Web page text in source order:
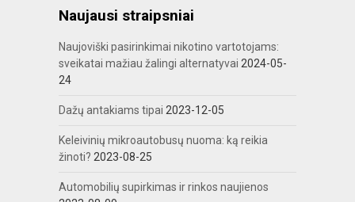
Naujausi straipsniai
Naujoviški pasirinkimai nikotino vartotojams:
sveikatai mažiau žalingi alternatyvai 2024-05-
24
Dažų antakiams tipai 2023-12-05
Keleivinių mikroautobusų nuoma: ką reikia
žinoti? 2023-08-25
Automobilių supirkimas ir rinkos naujienos